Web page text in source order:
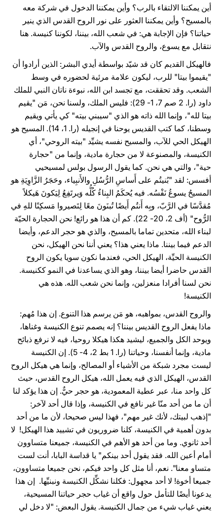
أين يمكننا الالتقاء بالرب؟ وأين يمكننا الدخول في شركة معه
بالمسيح؟ وأين يمكننا العثور على نور الروح القدس الذي ينير
حياتنا؟ فإن الإجابة هي: في شعب الله، بيننا، لكوننا كنيسة. هنا
نتقابل مع يسوع، والروح القدس والآب.
فالهيكل القديم كان قد شيّد بواسطة أيدي البشر: الذين أرادوا أن
"يقيموا بيتا" للرب، ليكون علامة مرئية لحضوره في وسط
الشعب. وقد تحققت، مع تجسد ابن الله، نبوءة ناتان النبي للملك
داود (را. 2 صم 7، 1- 29): فليس الملك، ولسنا نحن، مَن "يقيم
بيتا لله"، وإنما الله ذاته هو الذي "سيبني بيته" كي يأتي ويقيم
وسطنا، كما كتب القديس يوحنا في إنجيله (را. 1، 14). المسيح هو
الهيكل الحي للآب، والمسيح نفسه يشيِّد "بيته الروحي"، أي
الكنيسة، والمصنوعة لا من حجارة مادية، وإنما من "حجارة
حية"، والتي هي نحن. كما يقول الرسول بولس لمسيحيي
أفسس: لقد "بُنيتُم على أَساسِ الرُّسُلِ والأَنبِياء، وحَجَرُ الزَّاوِيَةِ هو
المسيحُ يسوعُ نَفْسُه. فيه يُحكَمُ البِناءُ كُلُّه وَيرتَفِعُ لِيَكونَ هَيكلاً
مُقدَّسًا في الرَّبّ، وبِه أَنتُم أَيضًا تُبنَونَ معًا لِتَصيروا مَسكِنًا للهِ في
الرُّوح" (أف 2، 20- 22). كم أن هذا هو رائع! نحن الحجارة الحيّة
لبناء الله، متحدين تماما بالمسيح، والذي هو حجر الدعم، وأيضا
الدعم فيما بيننا. ماذا يعني هذا؟ يعني أننا نحن الهيكل، نحن
الكنيسة الحيِّة، الهيكل الحي، فعندما نكون سويا يكون الروح
القدس حاضرا أيضا بيننا، وهو الذي يساعدنا في النمو ككنيسة.
نحن لسنا أفرادا منعزلين، وإنما نحن شعب الله. هذه هي
الكنيسة!
والروح القدس، بمواهبه، هو مَن يرسم هذا التنوع. إن هذا مُهم:
ماذا يفعل الروح القديس بيننا؟ إنه يصمم تنوع الكنيسة وغناها،
ويوحد الكل والجميع، ليشيد هكذا هيكلا روحيا، فيه لا نرفع ذبائح
مادية، وإنما أنفسنا، وحياتنا (را. 1 بط 2، 4- 5). إن الكنيسة
ليست مجرد شبكة من الأشياء أو المصالح، وإنما هي هيكل الروح
القدس، الهيكل الذي فيه يعمل الله، هيكل الروح القدس، حيث
كل واحد منا، عبر عطية المعمودية، هو حجر حيٌّ. إن هذا يؤكد لنا
أن ما من أحد منّا غير نافع في الكنيسة، وإذا قال أحد لآخر:
"إذهب لبيتك، لأنك غير مهم"، فهذا ليس صحيحا، لأن ما من أحد
بدون أهمية في الكنيسة، كلنا ضروريون في تشييد هذا الهيكل! لا
أحد ثانوي. وما من أحد هو الأهم في الكنيسة، جميعنا متساوون
أمام أعين الله. فقد يقول أحد بينكم" يا قداسة البابا، أنت لست
متساو معنا". نعم، أنا مثل كل واحد فيكم، نحن جميعا متساوون،
جميعا أخوة! لا أحد مجهول: فكلنا نشكِّل الكنيسة ونبنيِّها. إن هذا
يدعونا أيضًا للتأمل حول واقع أن غياب حجر حياتنا المسيحية،
يعني غياب شيء من جمال الكنيسة. يقول البعض: "لا دخل لي